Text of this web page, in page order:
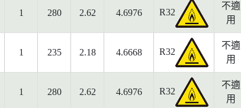
1 280 2.62 4.6976 R32
不適
用
1 235 2.18 4.6668 R32
不適
用
1 280 2.62 4.6976 R32
不適
用